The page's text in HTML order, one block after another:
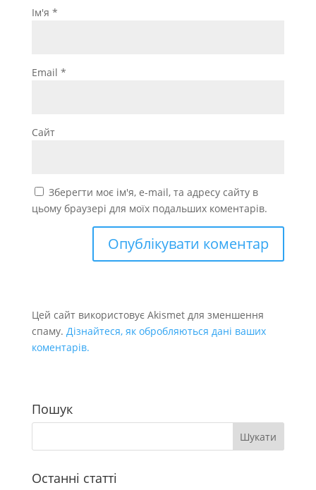
Ім'я *
Email *
Сайт
Зберегти моє ім'я, e-mail, та адресу сайту в
цьому браузері для моїх подальших коментарів.
Цей сайт використовує Akismet для зменшення
спаму. Дізнайтеся, як обробляються дані ваших
коментарів.
Пошук
Останні статті